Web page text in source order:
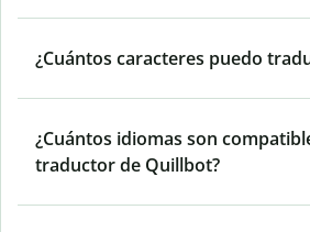
¿Cuántos caracteres puedo
¿Cuántos idiomas son
traductor de Quillbot?